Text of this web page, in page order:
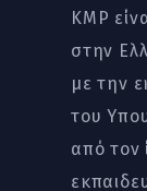
ΚΜΡ
στην
με την
του
από τον